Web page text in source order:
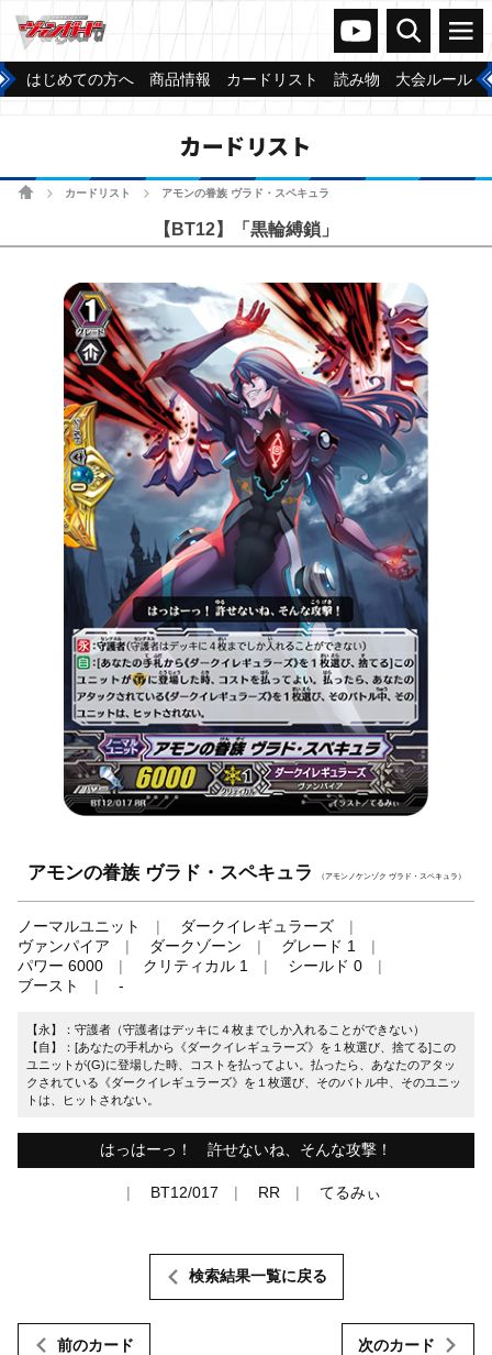
ヴァンガードch
検索 メニュー
はじめての方へ 商品情報 カードリスト 読み物 大会ルール
カードリスト
ホームカードリスト アモンの眷族 ヴラド・スペキュラ
【BT12】「黒輪縛鎖」
アモンの眷族 ヴラド・スペキュラ （アモンノケンゾク ヴラド・スペキュラ）
ノーマルユニット
ダークイレギュラーズ
ヴァンパイア
ダークゾーン
グレード 1
パワー 6000
クリティカル 1
シールド 0
ブースト
-
【永】：守護者（守護者はデッキに４枚までしか入れることができない）
【自】：[あなたの手札から《ダークイレギュラーズ》を１枚選び、捨てる]この
ユニットが(G)に登場した時、コストを払ってよい。払ったら、あなたのアタッ
クされている《ダークイレギュラーズ》を１枚選び、そのバトル中、そのユニッ
トは、ヒットされない。
はっはーっ！ 許せないね、そんな攻撃！
BT12/017 RR てるみぃ
前のカード
検索結果一覧に戻る
次のカード